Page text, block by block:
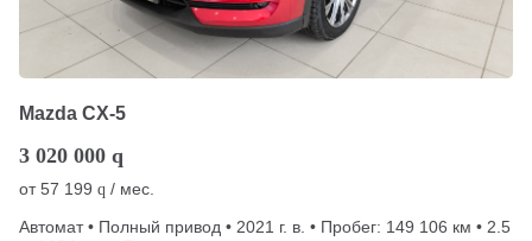
Mazda CX-5
3 020 000 q
от57 199 q / мес.
Автомат • Полный привод • 2021 г. в. • Пробег: 149 106 км • 2.5